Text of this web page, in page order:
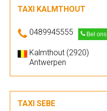
TAXI KALMTHOUT
0489945555 Bel ons
Kalmthout (2920)
Antwerpen
TAXI SEBE